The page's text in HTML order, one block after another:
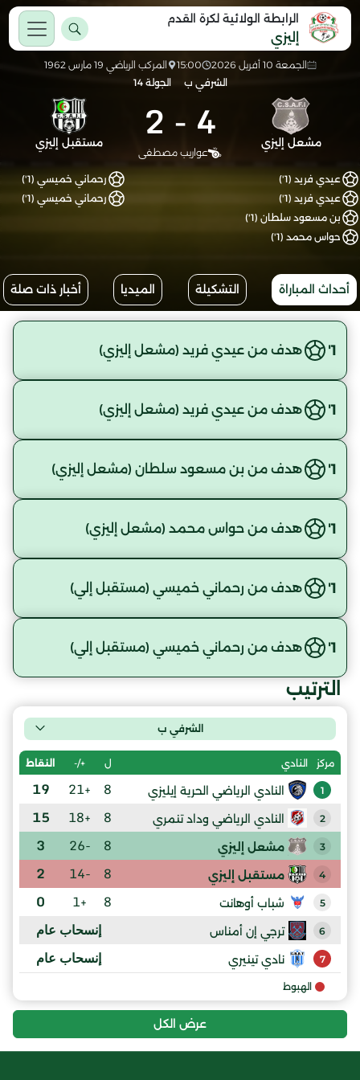
الرابطة الولائية لكرة القدم
إليزي
الجمعة 10 أفريل 2026 15:00
المركب الرياضي 19 مارس 1962
الشرفي ب
الجولة 14
مشعل إليزي 4
-
2
عواريب مصطفى
مستقبل إليزي
عيدي فريد (1')
عيدي فريد (1')
بن مسعود سلطان (1')
حواس محمد (1')
رحماني خميسي (1')
رحماني خميسي (1')
أحداث المباراة التشكيلة الميديا أخبار ذات صلة
1' هدف من عيدي فريد (مشعل إليزي)
1' هدف من عيدي فريد (مشعل إليزي)
1' هدف من بن مسعود سلطان (مشعل إليزي)
1' هدف من حواس محمد (مشعل إليزي)
1' هدف من رحماني خميسي (مستقبل إلي)
1' هدف من رحماني خميسي (مستقبل إلي)
الترتيب
الشرفي ب
مركز النادي ل +/- النقاط
1 النادي الرياضي الحرية إيليزي 8
+21
19
2 النادي الرياضي وداد تنمري 8
+18
15
3 مشعل إليزي 8
-26
3
4 مستقبل إليزي 8
-14
2
5 شباب أوهانت 8
+1
0
6 ترجي إن أمناس إنسحاب عام
7 نادي تينيري إنسحاب عام
الهبوط
عرض الكل